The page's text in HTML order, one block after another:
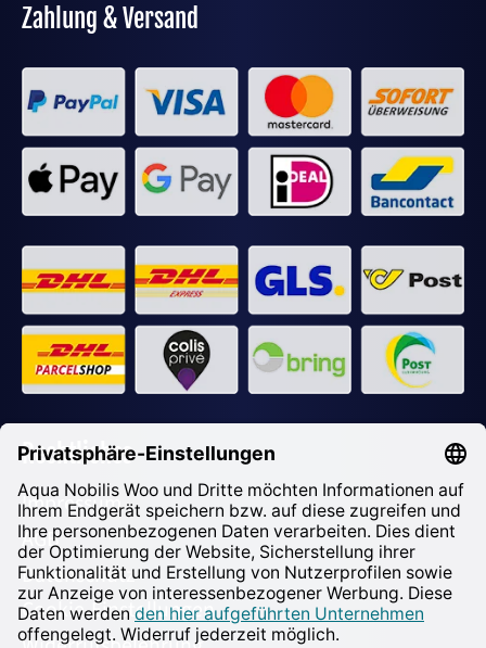
Zahlung & Versand
Rechtliches
Impressum
AGB
Datenschutz
Cookie-Einstellungen